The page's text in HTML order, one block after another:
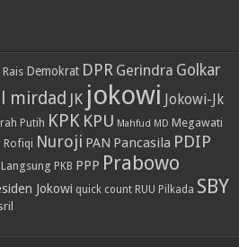
Demokrat DPR Gerindra Golkar
mirdad JK jokowi Jokowi-Jk
Putih KPK KPU Mahfud MD Megawati
Rofiqi Nuroji PAN Pancasila PDIP
PKB PPP Prabowo
Jokowi quick count RUU Pilkada SBY